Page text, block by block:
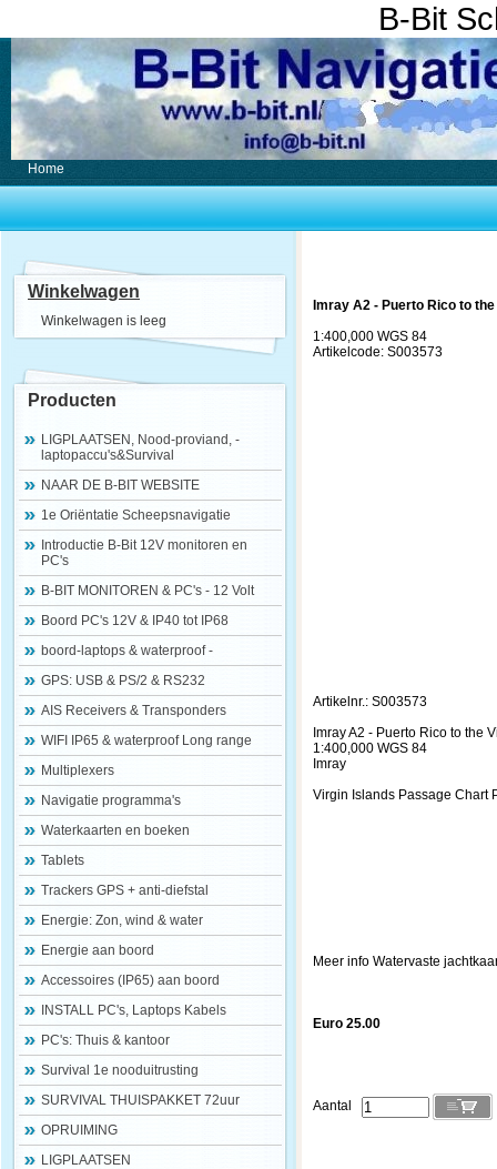
B-Bit
Home
Winkelwagen
Winkelwagen is leeg
Producten
LIGPLAATSEN, Nood-proviand, -
laptopaccu's&Survival
NAAR DE B-BIT WEBSITE
1e Oriëntatie Scheepsnavigatie
Introductie B-Bit 12V monitoren en
PC's
B-BIT MONITOREN & PC's - 12 Volt
Boord PC's 12V & IP40 tot IP68
boord-laptops & waterproof -
GPS: USB & PS/2 & RS232
AIS Receivers & Transponders
WIFI IP65 & waterproof Long range
Multiplexers
Navigatie programma's
Waterkaarten en boeken
Tablets
Trackers GPS + anti-diefstal
Energie: Zon, wind & water
Energie aan boord
Accessoires (IP65) aan boord
INSTALL PC's, Laptops Kabels
PC's: Thuis & kantoor
Survival 1e nooduitrusting
SURVIVAL THUISPAKKET 72uur
OPRUIMING
LIGPLAATSEN
Imray A2 - Puerto Rico to
1:400,000 WGS 84
Artikelcode: S003573
Artikelnr.: S003573
Imray A2 - Puerto Rico to the
1:400,000 WGS 84
Imray
Virgin Islands Passage Chart
Meer info Watervaste
Euro 25.00
Aantal